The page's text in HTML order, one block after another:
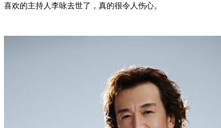
喜欢的主持人李咏去世了，真的很令人伤心。